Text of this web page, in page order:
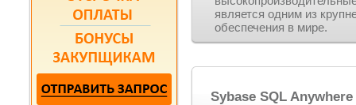
является одним из
обеспечения в мире.
Sybase SQL